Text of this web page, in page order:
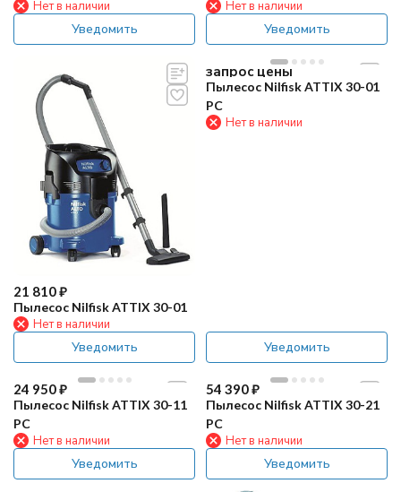
Нет в наличии
Уведомить
Нет в наличии
Уведомить
21 810₽
Пылесос Nilfisk ATTIX 30-01
Нет в наличии
Уведомить
запрос цены
Пылесос Nilfisk ATTIX 30-01
PC
Нет в наличии
Уведомить
24 950₽
Пылесос Nilfisk ATTIX 30-11
PC
Нет в наличии
Уведомить
54 390₽
Пылесос Nilfisk ATTIX 30-21
PC
Нет в наличии
Уведомить